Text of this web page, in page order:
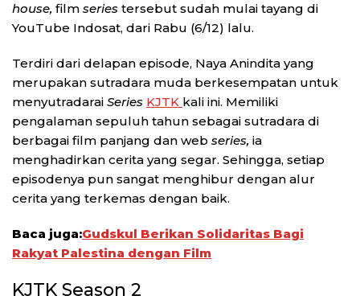
house, film series tersebut sudah mulai tayang di
YouTube Indosat, dari Rabu (6/12) lalu.
Terdiri dari delapan episode, Naya Anindita yang
merupakan sutradara muda berkesempatan untuk
menyutradarai Series KJTK kali ini. Memiliki
pengalaman sepuluh tahun sebagai sutradara di
berbagai film panjang dan web series, ia
menghadirkan cerita yang segar. Sehingga, setiap
episodenya pun sangat menghibur dengan alur
cerita yang terkemas dengan baik.
Baca juga:Gudskul Berikan Solidaritas Bagi
Rakyat Palestina dengan Film
KJTK Season 2